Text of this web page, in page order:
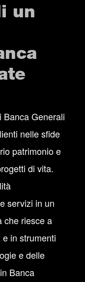
un
Banca Generali
nelle sfide
patrimonio e
di vita.
servizi in un
che riesce a
in strumenti
e delle
Banca